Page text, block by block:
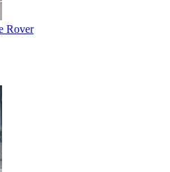
Rover